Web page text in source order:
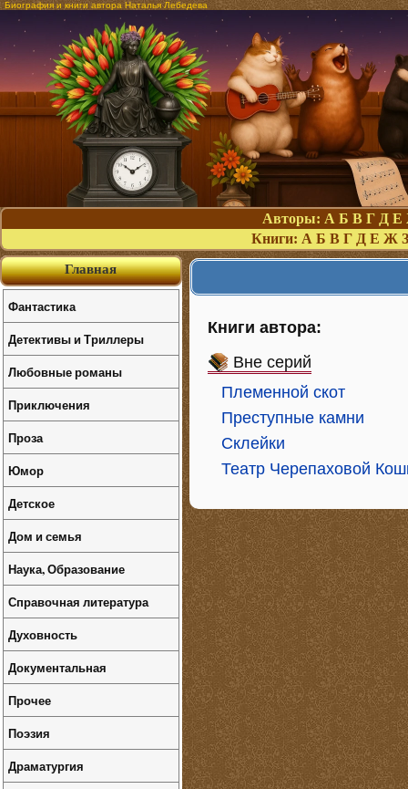
Биография и книги автора Наталья Лебедева
Авторы: А Б В Г Д Е
Книги: А Б В Г Д Е Ж З
Книги автора:
Вне серий
Племенной скот
Преступные камни
Склейки
Театр Черепаховой
Главная
Фантастика
Детективы и Триллеры
Любовные романы
Приключения
Проза
Юмор
Детское
Дом и семья
Наука, Образование
Справочная литература
Духовность
Документальная
Прочее
Поэзия
Драматургия